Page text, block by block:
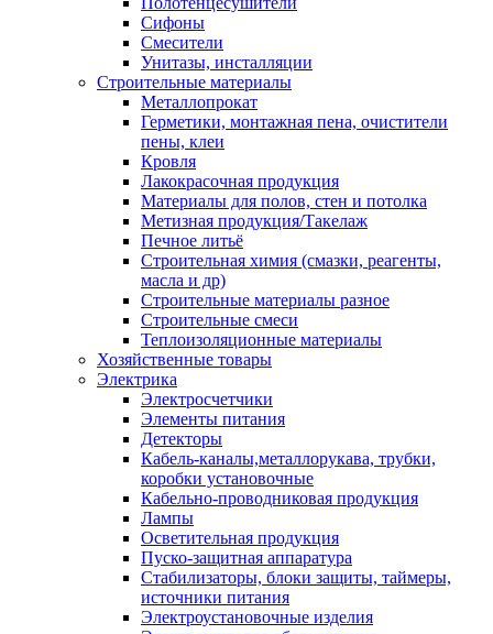
Сифоны
Смесители
Унитазы, инсталляции
Строительные материалы
Металлопрокат
Герметики, монтажная пена, очистители
пены, клеи
Кровля
Лакокрасочная продукция
Материалы для полов, стен и потолка
Метизная продукция/Такелаж
Печное литьё
Строительная химия (смазки, реагенты,
масла и др)
Строительные материалы разное
Строительные смеси
Теплоизоляционные материалы
Хозяйственные товары
Электрика
Электросчетчики
Элементы питания
Детекторы
Кабель-каналы,металлорукава, трубки,
коробки установочные
Кабельно-проводниковая продукция
Лампы
Осветительная продукция
Пуско-защитная аппаратура
Стабилизаторы, блоки защиты, таймеры,
источники питания
Электроустановочные изделия